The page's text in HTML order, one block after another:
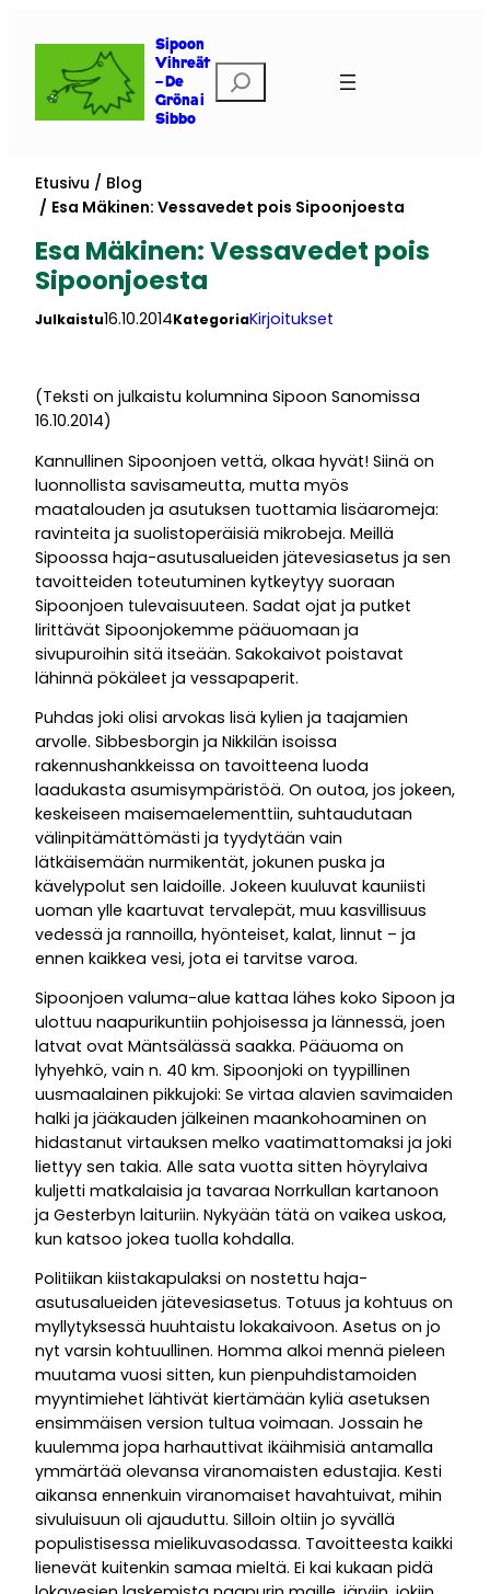
sisältöön
Sipoon
Vihreät
– De
Gröna i
Sibbo
Etsi
Etusivu
Blog
Esa Mäkinen: Vessavedet pois Sipoonjoesta
Esa Mäkinen: Vessavedet pois
Sipoonjoesta
Julkaistu16.10.2014KategoriaKirjoitukset
(Teksti on julkaistu kolumnina Sipoon Sanomissa
16.10.2014)
Kannullinen Sipoonjoen vettä, olkaa hyvät! Siinä on
luonnollista savisameutta, mutta myös
maatalouden ja asutuksen tuottamia lisäaromeja:
ravinteita ja suolistoperäisiä mikrobeja. Meillä
Sipoossa haja-asutusalueiden jätevesiasetus ja sen
tavoitteiden toteutuminen kytkeytyy suoraan
Sipoonjoen tulevaisuuteen. Sadat ojat ja putket
lirittävät Sipoonjokemme pääuomaan ja
sivupuroihin sitä itseään. Sakokaivot poistavat
lähinnä pökäleet ja vessapaperit.
Puhdas joki olisi arvokas lisä kylien ja taajamien
arvolle. Sibbesborgin ja Nikkilän isoissa
rakennushankkeissa on tavoitteena luoda
laadukasta asumisympäristöä. On outoa, jos jokeen,
keskeiseen maisemaelementtiin, suhtaudutaan
välinpitämättömästi ja tyydytään vain
lätkäisemään nurmikentät, jokunen puska ja
kävelypolut sen laidoille. Jokeen kuuluvat kauniisti
uoman ylle kaartuvat tervalepät, muu kasvillisuus
vedessä ja rannoilla, hyönteiset, kalat, linnut – ja
ennen kaikkea vesi, jota ei tarvitse varoa.
Sipoonjoen valuma-alue kattaa lähes koko Sipoon ja
ulottuu naapurikuntiin pohjoisessa ja lännessä, joen
latvat ovat Mäntsälässä saakka. Pääuoma on
lyhyehkö, vain n. 40 km. Sipoonjoki on tyypillinen
uusmaalainen pikkujoki: Se virtaa alavien savimaiden
halki ja jääkauden jälkeinen maankohoaminen on
hidastanut virtauksen melko vaatimattomaksi ja joki
liettyy sen takia. Alle sata vuotta sitten höyrylaiva
kuljetti matkalaisia ja tavaraa Norrkullan kartanoon
ja Gesterbyn laituriin. Nykyään tätä on vaikea uskoa,
kun katsoo jokea tuolla kohdalla.
Politiikan kiistakapulaksi on nostettu haja-
asutusalueiden jätevesiasetus. Totuus ja kohtuus on
myllytyksessä huuhtaistu lokakaivoon. Asetus on jo
nyt varsin kohtuullinen. Homma alkoi mennä pieleen
muutama vuosi sitten, kun pienpuhdistamoiden
myyntimiehet lähtivät kiertämään kyliä asetuksen
ensimmäisen version tultua voimaan. Jossain he
kuulemma jopa harhauttivat ikäihmisiä antamalla
ymmärtää olevansa viranomaisten edustajia. Kesti
aikansa ennenkuin viranomaiset havahtuivat, mihin
sivuluisuun oli ajauduttu. Silloin oltiin jo syvällä
populistisessa mielikuvasodassa. Tavoitteesta kaikki
lienevät kuitenkin samaa mieltä. Ei kai kukaan pidä